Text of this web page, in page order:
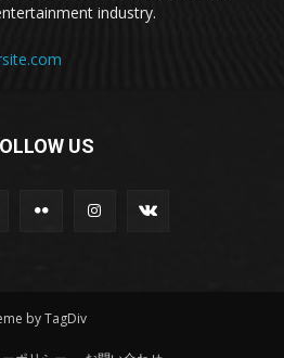
industry.
US
by TagDiv